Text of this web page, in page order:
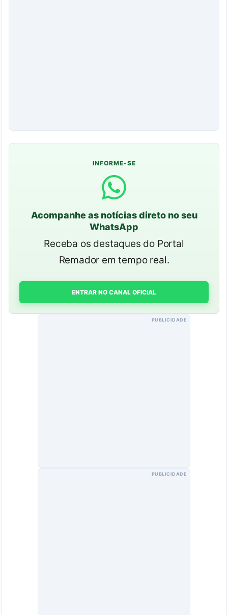
INFORME-SE
Acompanhe as notícias direto no seu
WhatsApp
Receba os destaques do Portal
Remador em tempo real.
ENTRAR NO CANAL OFICIAL
PUBLICIDADE
PUBLICIDADE